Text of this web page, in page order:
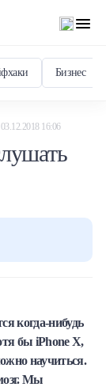
Бизнес
16:06
когда-нибудь
бы iPhone X,
научиться.
Мы